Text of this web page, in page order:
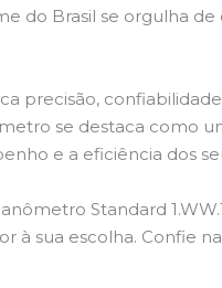
do Brasil se orgulha
precisão,
se destaca como
e a eficiência dos
Standard
à sua escolha. Confie